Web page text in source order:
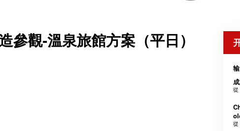
參觀-溫泉旅館方案（平日）
從
從